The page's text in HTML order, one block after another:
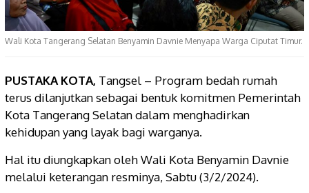
Wali Kota Tangerang Selatan Benyamin Davnie Menyapa Warga Ciputat Timur.
PUSTAKA KOTA, Tangsel – Program bedah rumah
terus dilanjutkan sebagai bentuk komitmen Pemerintah
Kota Tangerang Selatan dalam menghadirkan
kehidupan yang layak bagi warganya.
Hal itu diungkapkan oleh Wali Kota Benyamin Davnie
melalui keterangan resminya, Sabtu (3/2/2024).